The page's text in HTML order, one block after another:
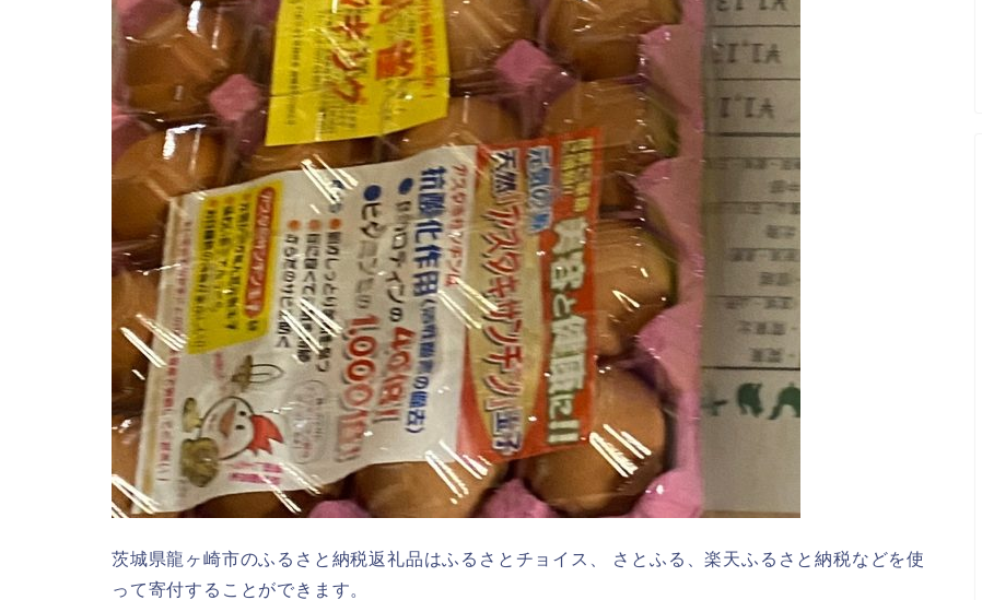
茨城県龍ヶ崎市のふるさと納税返礼品はふるさとチョイス、 さとふる、楽天ふるさと納税などを使
って寄付することができます。